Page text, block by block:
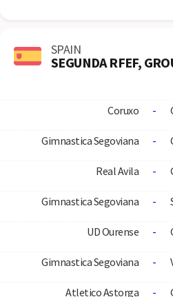
SPAIN
SEGUNDA RFEF,
Coruxo -
Gimnastica Segoviana -
Real Avila -
Gimnastica Segoviana -
UD Ourense -
Gimnastica Segoviana -
Atletico Astorga -